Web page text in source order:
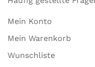
Mein Konto
Mein Warenkorb
Wunschliste